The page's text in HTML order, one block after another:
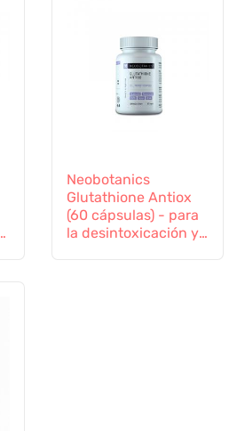
Neobotanics
Glutathione Antiox
(60 cápsulas) - para
la desintoxicación y